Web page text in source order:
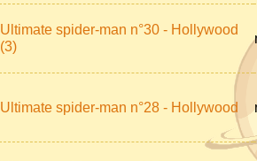
Ultimate spider-man n°30 - Hollywood
(3)
Ultimate spider-man n°28 - Hollywood